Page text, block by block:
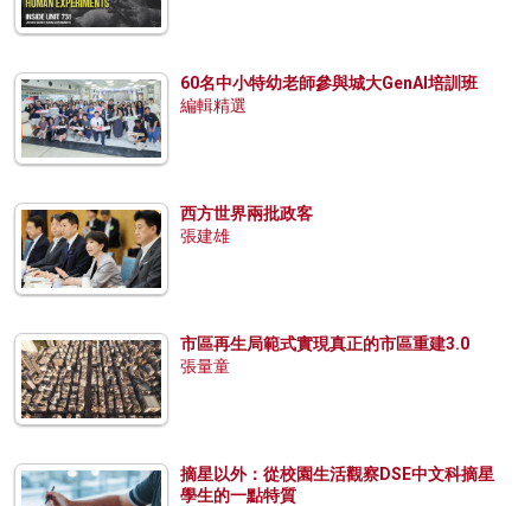
60名中小特幼老師參與城大GenAI培訓班
編輯精選
西方世界兩批政客
張建雄
市區再生局範式實現真正的市區重建3.0
張量童
摘星以外：從校園生活觀察DSE中文科摘星
學生的一點特質